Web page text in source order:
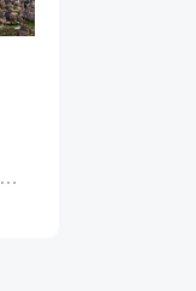
一步到位获大国身份，一人办理，两代移民！